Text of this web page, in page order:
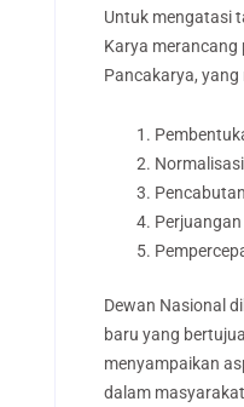
Untuk mengatasi
Karya
Pancakarya, yang
Dewan Nasional
baru yang
menyampaikan
dalam